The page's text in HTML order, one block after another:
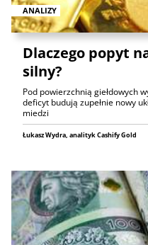
ANALIZY
Dlaczego popyt
silny?
Pod powierzchnią giełdowych
deficyt budują zupełnie nowy
miedzi
Łukasz Wydra, analityk Cashify Gold